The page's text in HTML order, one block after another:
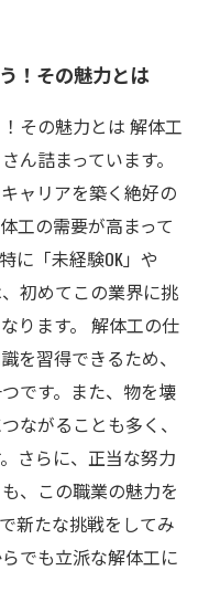
が次にするべきこ
い未来を切り拓こ
！その魅力とは
その魅力とは 解体工
ん詰まっています。
ャリアを築く絶好の
工の需要が高まって
に「未経験OK」や
初めてこの業界に挑
ります。 解体工の仕
を習得できるため、
です。また、物を壊
ながることも多く、
さらに、正当な努力
、この職業の魅力を
新たな挑戦をしてみ
でも立派な解体工に